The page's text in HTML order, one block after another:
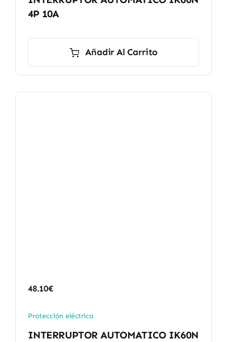
4P 10A
Añadir Al Carrito
48.10€
Protección eléctrica
INTERRUPTOR AUTOMATICO IK60N